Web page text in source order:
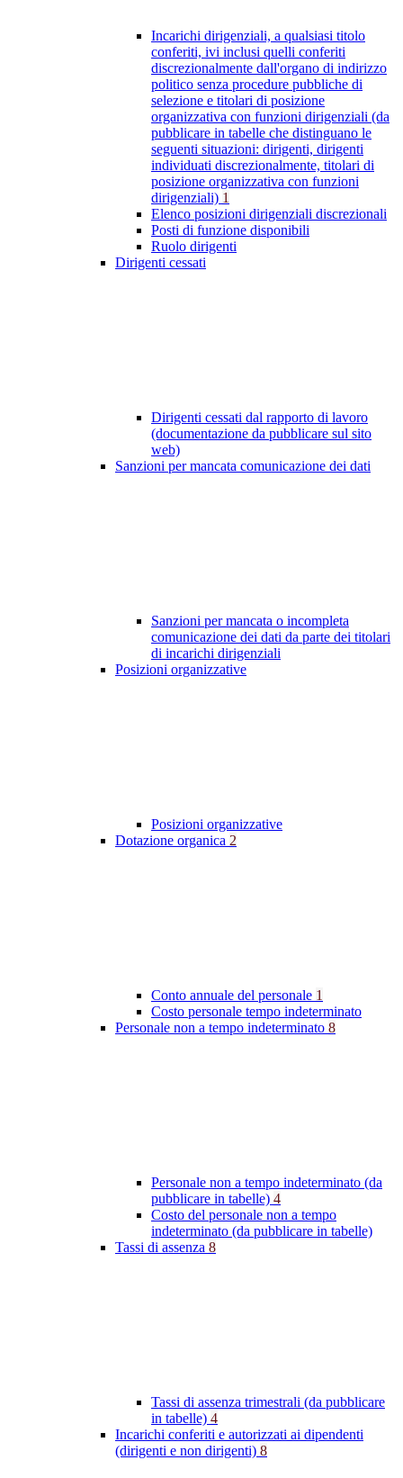
Incarichi dirigenziali, a qualsiasi titolo
conferiti, ivi inclusi quelli conferiti
discrezionalmente dall'organo di indirizzo
politico senza procedure pubbliche di
selezione e titolari di posizione
organizzativa con funzioni dirigenziali (da
pubblicare in tabelle che distinguano le
seguenti situazioni: dirigenti, dirigenti
individuati discrezionalmente, titolari di
posizione organizzativa con funzioni
dirigenziali) 1
Elenco posizioni dirigenziali discrezionali
Posti di funzione disponibili
Ruolo dirigenti
Dirigenti cessati
Dirigenti cessati dal rapporto di lavoro
(documentazione da pubblicare sul sito
web)
Sanzioni per mancata comunicazione dei dati
Sanzioni per mancata o incompleta
comunicazione dei dati da parte dei titolari
di incarichi dirigenziali
Posizioni organizzative
Posizioni organizzative
Dotazione organica 2
Conto annuale del personale 1
Costo personale tempo indeterminato
Personale non a tempo indeterminato 8
Personale non a tempo indeterminato (da
pubblicare in tabelle) 4
Costo del personale non a tempo
indeterminato (da pubblicare in tabelle)
Tassi di assenza 8
Tassi di assenza trimestrali (da pubblicare
in tabelle) 4
Incarichi conferiti e autorizzati ai dipendenti
(dirigenti e non dirigenti) 8